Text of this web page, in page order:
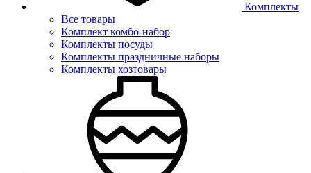
Комплекты
Все товары
Комплект комбо-набор
Комплекты посуды
Комплекты праздничные наборы
Комплекты хозтовары